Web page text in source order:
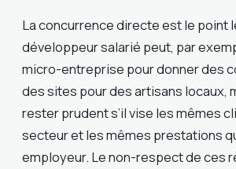
La concurrence directe est le point
développeur salarié peut, par
micro-entreprise pour donner des
des sites pour des artisans locaux,
rester prudent s’il vise les mêmes
secteur et les mêmes prestations
employeur. Le non-respect de ces